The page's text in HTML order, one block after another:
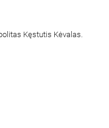
Kęstutis Kėvalas.